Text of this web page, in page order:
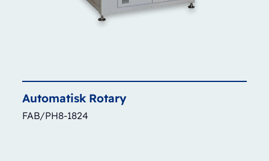
Automatisk Rotary
FAB/PH8-1824